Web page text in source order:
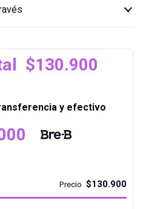
$130.900
y efectivo
Precio $130.900